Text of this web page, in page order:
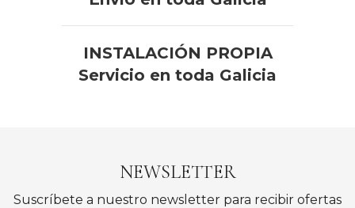
INSTALACIÓN PROPIA
Servicio en toda Galicia
NEWSLETTER
Suscríbete a nuestro newsletter para recibir ofertas